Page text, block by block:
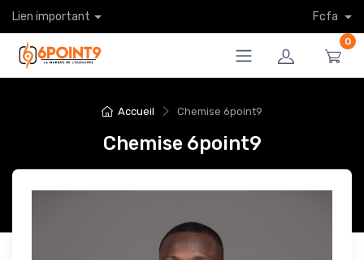
Lien important Fcfa
0
Accueil Chemise 6point9
Chemise 6point9